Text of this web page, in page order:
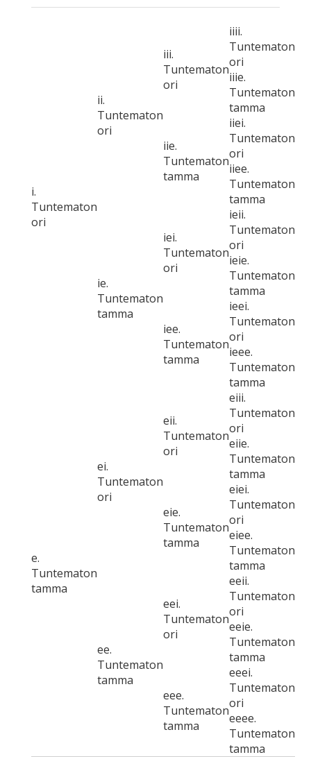
i.
Tuntematon
ori
ii.
Tuntematon
ori
iii.
Tuntematon
ori
iiii.
Tuntematon
ori
iiie.
Tuntematon
tamma
iie.
Tuntematon
tamma
iiei.
Tuntematon
ori
iiee.
Tuntematon
tamma
ie.
Tuntematon
tamma
iei.
Tuntematon
ori
ieii.
Tuntematon
ori
ieie.
Tuntematon
tamma
iee.
Tuntematon
tamma
ieei.
Tuntematon
ori
ieee.
Tuntematon
tamma
e.
Tuntematon
tamma
ei.
Tuntematon
ori
eii.
Tuntematon
ori
eiii.
Tuntematon
ori
eiie.
Tuntematon
tamma
eie.
Tuntematon
tamma
eiei.
Tuntematon
ori
eiee.
Tuntematon
tamma
ee.
Tuntematon
tamma
eei.
Tuntematon
ori
eeii.
Tuntematon
ori
eeie.
Tuntematon
tamma
eee.
Tuntematon
tamma
eeei.
Tuntematon
ori
eeee.
Tuntematon
tamma